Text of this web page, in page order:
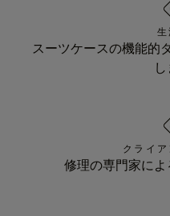
生
スーツケースの機能的
し
クライ
修理の専門家によ